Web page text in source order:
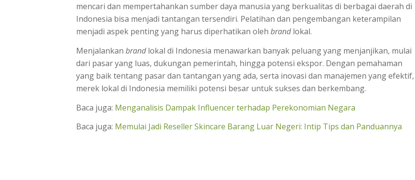
mencari dan mempertahankan sumber daya manusia yang berkualitas di berbagai daerah di
Indonesia bisa menjadi tantangan tersendiri. Pelatihan dan pengembangan keterampilan
menjadi aspek penting yang harus diperhatikan oleh brandlokal.
Menjalankan brandlokal di Indonesia menawarkan banyak peluang yang menjanjikan, mulai
dari pasar yang luas, dukungan pemerintah, hingga potensi ekspor. Dengan pemahaman
yang baik tentang pasar dan tantangan yang ada, serta inovasi dan manajemen yang efektif,
merek lokal di Indonesia memiliki potensi besar untuk sukses dan berkembang.
Baca juga: Menganalisis Dampak Influencer terhadap Perekonomian Negara
Baca juga: Memulai Jadi Reseller Skincare Barang Luar Negeri: Intip Tips dan Panduannya